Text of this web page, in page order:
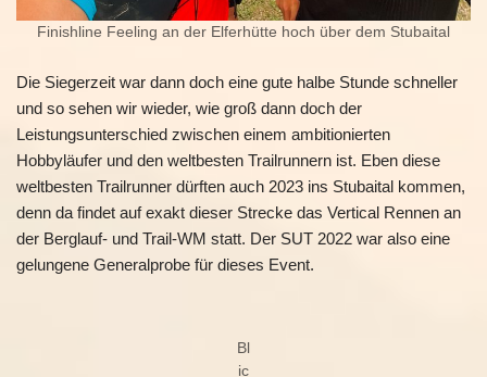
Finishline Feeling an der Elferhütte hoch über dem Stubaital
Die Siegerzeit war dann doch eine gute halbe Stunde schneller
und so sehen wir wieder, wie groß dann doch der
Leistungsunterschied zwischen einem ambitionierten
Hobbyläufer und den weltbesten Trailrunnern ist. Eben diese
weltbesten Trailrunner dürften auch 2023 ins Stubaital kommen,
denn da findet auf exakt dieser Strecke das Vertical Rennen an
der Berglauf- und Trail-WM statt. Der SUT 2022 war also eine
gelungene Generalprobe für dieses Event.
Bl
ic